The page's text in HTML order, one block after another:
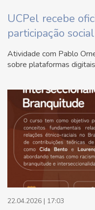
UCPel recebe
participação
Atividade com Pablo
sobre plataformas
22.04.2026 | 17:03